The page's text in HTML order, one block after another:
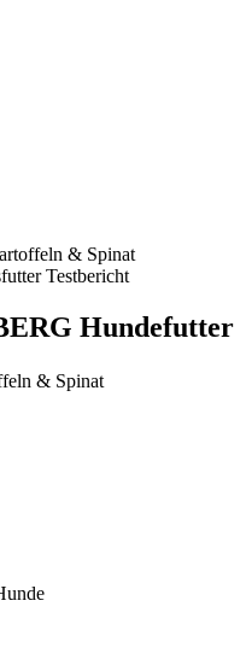
& Spinat
Testbericht
Hundefutter
& Spinat